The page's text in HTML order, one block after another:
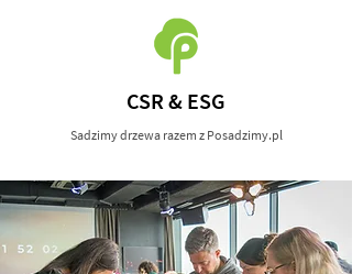
CSR & ESG
Sadzimy drzewa razem z Posadzimy.pl